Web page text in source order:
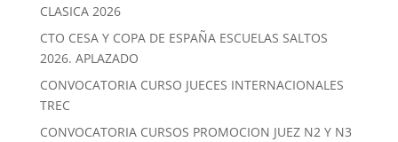
CLASICA 2026
CTO CESA Y COPA DE ESPAÑA ESCUELAS SALTOS
2026. APLAZADO
CONVOCATORIA CURSO JUECES INTERNACIONALES
TREC
CONVOCATORIA CURSOS PROMOCION JUEZ N2 Y N3